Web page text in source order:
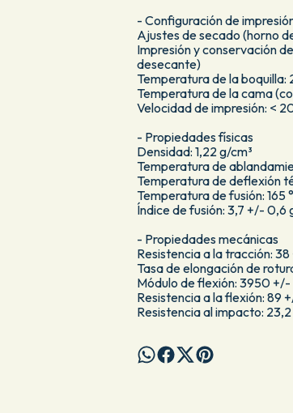
- Configuración de
Ajustes de secado (horno
Impresión y conservación
desecante)
Temperatura de la boquilla:
Temperatura de la cama
Velocidad de impresión: <
- Propiedades físicas
Densidad: 1,22 g/cm³
Temperatura de
Temperatura de deflexión
Temperatura de fusión: 165
Índice de fusión: 3,7 +/- 0,6
- Propiedades mecánicas
Resistencia a la tracción:
Tasa de elongación de
Módulo de flexión: 3950 +/-
Resistencia a la flexión: 89
Resistencia al impacto: